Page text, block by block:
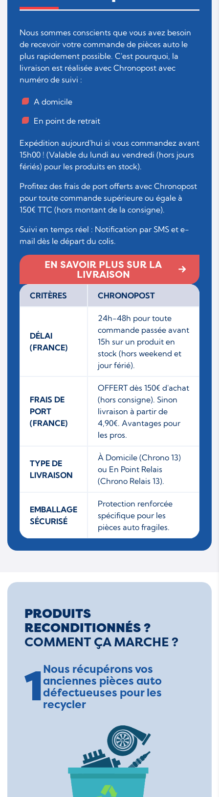
Nous sommes conscients que vous avez besoin
de recevoir votre commande de pièces auto le
plus rapidement possible. C'est pourquoi, la
livraison est réalisée avec Chronopost avec
numéro de suivi :
A domicile
En point de retrait
Expédition aujourd'hui si vous commandez avant
15h00 ! (Valable du lundi au vendredi (hors jours
fériés) pour les produits en stock).
Profitez des frais de port offerts avec Chronopost
pour toute commande supérieure ou égale à
150€ TTC (hors montant de la consigne).
Suivi en temps réel : Notification par SMS et e-
mail dès le départ du colis.
EN SAVOIR PLUS SUR LA
LIVRAISON
CRITÈRES CHRONOPOST
DÉLAI
(FRANCE)
24h-48h pour toute
commande passée avant
15h sur un produit en
stock (hors weekend et
jour férié).
FRAIS DE
PORT
(FRANCE)
OFFERT dès 150€ d'achat
(hors consigne). Sinon
livraison à partir de
4,90€. Avantages pour
les pros.
TYPE DE
LIVRAISON
À Domicile (Chrono 13)
ou En Point Relais
(Chrono Relais 13).
EMBALLAGE
SÉCURISÉ
Protection renforcée
spécifique pour les
pièces auto fragiles.
PRODUITS
RECONDITIONNÉS ?
COMMENT ÇA MARCHE ?
1Nous récupérons vos
anciennes pièces auto
défectueuses pour les
recycler